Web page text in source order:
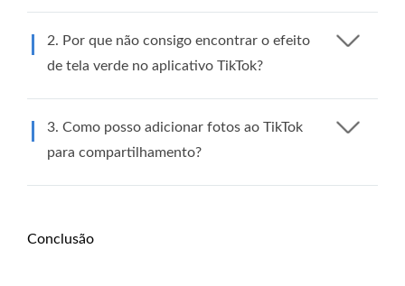
2. Por que não consigo encontrar o efeito
de tela verde no aplicativo TikTok?
3. Como posso adicionar fotos ao TikTok
para compartilhamento?
Conclusão